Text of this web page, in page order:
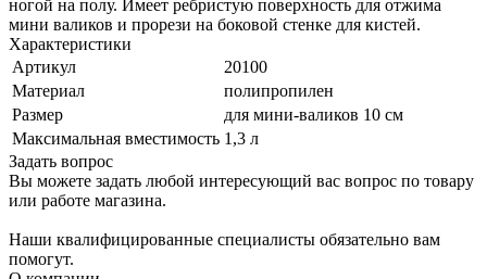
ногой на полу. Имеет ребристую поверхность для отжима
мини валиков и прорези на боковой стенке для кистей.
Характеристики
Артикул
20100
Материал
полипропилен
Размер
для мини-валиков 10 см
Максимальная вместимость 1,3 л
Задать вопрос
Вы можете задать любой интересующий вас вопрос по товару
или работе магазина.
Наши квалифицированные специалисты обязательно вам
помогут.